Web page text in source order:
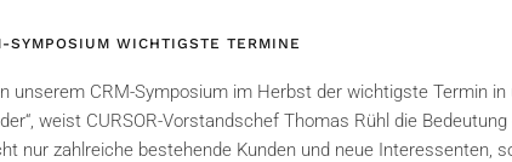
SYMPOSIUM WICHTIGSTE TERMINE
unserem CRM-Symposium im Herbst der wichtigste Termin
weist CURSOR-Vorstandschef Thomas Rühl die
nur zahlreiche bestehende Kunden und neue Interessenten,